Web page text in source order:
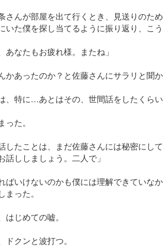
んが部屋を出て行くとき、見送りのた
いた僕を探し当てるように振り返り、こう
あなたもお疲れ様。またね」
かあったのか？と佐藤さんにサラリと聞か
、特に…あとはその、世間話をしたくら
た。
したことは、まだ佐藤さんには秘密にし
話ししましょう。二人で」
ばいけないのかも僕には理解できていな
った。
じめての嘘。
クンと波打つ。